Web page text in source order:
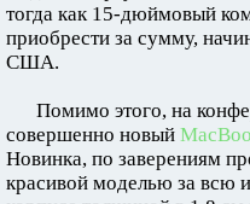
тогда как 15-дюймовый
приобрести за сумму,
США.
Помимо этого, на
совершенно новый
Новинка, по заверениям
красивой моделью за всю